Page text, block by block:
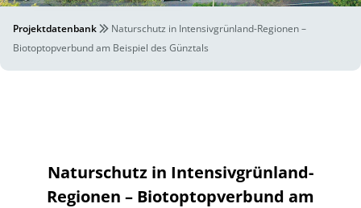
Projektdatenbank
Naturschutz in Intensivgrünland-Regionen –
Biotoptopverbund am Beispiel des Günztals
Naturschutz in Intensivgrünland-
Regionen – Biotoptopverbund am